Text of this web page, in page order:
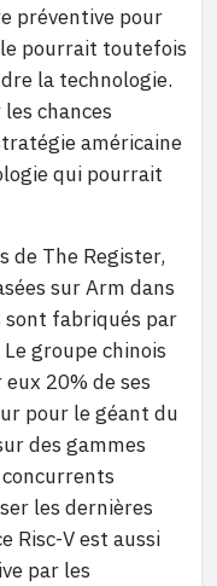
préventive pour
pourrait toutefois
la technologie.
chances
américaine
qui pourrait
de The Register,
sur Arm dans
sont fabriqués par
groupe chinois
20% de ses
pour le géant du
des gammes
les dernières
Risc-V est aussi
par les